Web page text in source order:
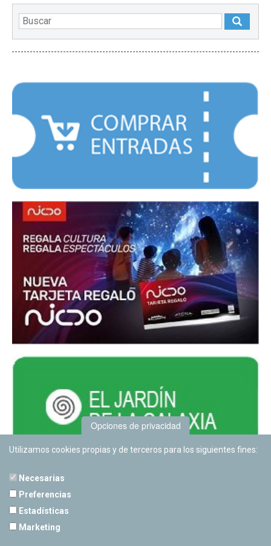
Opciones de privacidad
Utilizamos cookies propias y de terceros para los siguientes fines:
Necesarias
Preferencias
Estadísticas
Marketing